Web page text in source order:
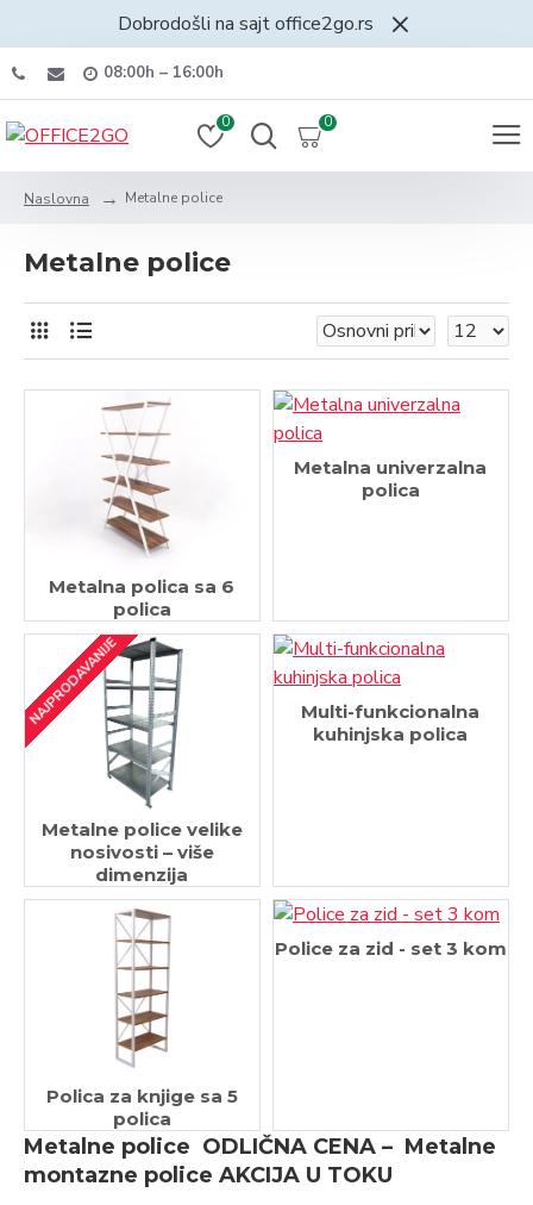
Dobrodošli na sajt office2go.rs
08:00h – 16:00h
0 0
Naslovna Metalne police
Metalne police
Metalne police ODLIČNA CENA – Metalne
montazne police AKCIJA U TOKU
Metalna polica sa 6
polica
Metalna univerzalna
polica
NAJPRODAVANIJE
Metalne police velike
nosivosti – više
dimenzija
Multi-funkcionalna
kuhinjska polica
Polica za knjige sa 5
polica
Police za zid - set 3 kom